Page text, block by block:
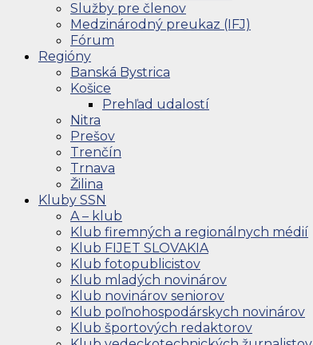
Služby pre členov
Medzinárodný preukaz (IFJ)
Fórum
Regióny
Banská Bystrica
Košice
Prehľad udalostí
Nitra
Prešov
Trenčín
Trnava
Žilina
Kluby SSN
A – klub
Klub firemných a regionálnych médií
Klub FIJET SLOVAKIA
Klub fotopublicistov
Klub mladých novinárov
Klub novinárov seniorov
Klub poľnohospodárskych novinárov
Klub športových redaktorov